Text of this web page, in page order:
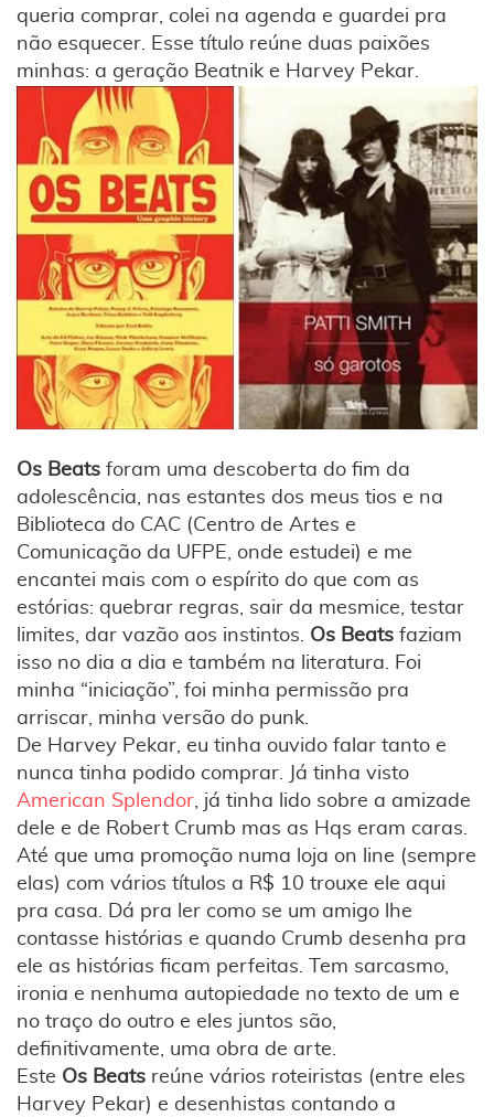
queria comprar, colei na agenda e guardei pra
não esquecer. Esse título reúne duas paixões
minhas: a geração Beatnik e Harvey Pekar.
Os Beats foram uma descoberta do fim da
adolescência, nas estantes dos meus tios e na
Biblioteca do CAC (Centro de Artes e
Comunicação da UFPE, onde estudei) e me
encantei mais com o espírito do que com as
estórias: quebrar regras, sair da mesmice, testar
limites, dar vazão aos instintos. Os Beats faziam
isso no dia a dia e também na literatura. Foi
minha “iniciação”, foi minha permissão pra
arriscar, minha versão do punk.
De Harvey Pekar, eu tinha ouvido falar tanto e
nunca tinha podido comprar. Já tinha visto
American Splendor, já tinha lido sobre a amizade
dele e de Robert Crumb mas as Hqs eram caras.
Até que uma promoção numa loja on line (sempre
elas) com vários títulos a R$ 10 trouxe ele aqui
pra casa. Dá pra ler como se um amigo lhe
contasse histórias e quando Crumb desenha pra
ele as histórias ficam perfeitas. Tem sarcasmo,
ironia e nenhuma autopiedade no texto de um e
no traço do outro e eles juntos são,
definitivamente, uma obra de arte.
Este Os Beats reúne vários roteiristas (entre eles
Harvey Pekar) e desenhistas contando a